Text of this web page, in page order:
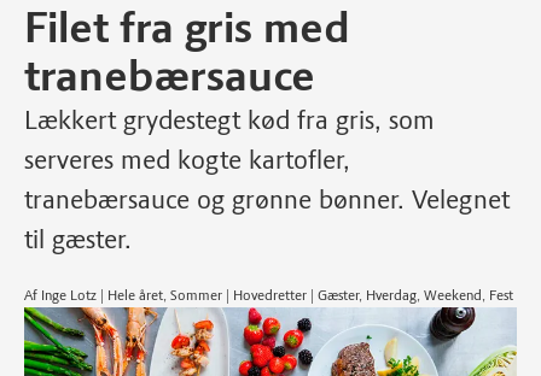
Filet fra gris med
tranebærsauce
Lækkert grydestegt kød fra gris, som
serveres med kogte kartofler,
tranebærsauce og grønne bønner. Velegnet
til gæster.
Af Inge Lotz | Hele året, Sommer | Hovedretter | Gæster, Hverdag, Weekend, Fest